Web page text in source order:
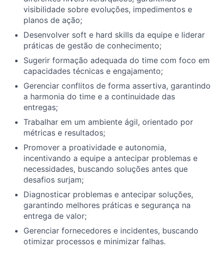
visibilidade sobre evoluções, impedimentos e
planos de ação;
Desenvolver soft e hard skills da equipe e liderar
práticas de gestão de conhecimento;
Sugerir formação adequada do time com foco em
capacidades técnicas e engajamento;
Gerenciar conflitos de forma assertiva, garantindo
a harmonia do time e a continuidade das
entregas;
Trabalhar em um ambiente ágil, orientado por
métricas e resultados;
Promover a proatividade e autonomia,
incentivando a equipe a antecipar problemas e
necessidades, buscando soluções antes que
desafios surjam;
Diagnosticar problemas e antecipar soluções,
garantindo melhores práticas e segurança na
entrega de valor;
Gerenciar fornecedores e incidentes, buscando
otimizar processos e minimizar falhas.